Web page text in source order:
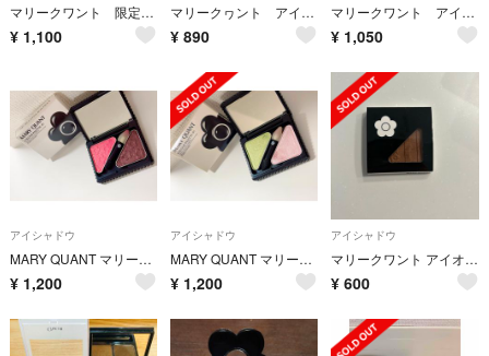
マリークワント 限定アイシャドー セット
¥ 1,100
マリークヮント アイオープナー&ミラー
¥ 890
マリークワント アイシャドウパレット
¥ 1,050
アイシャドウ
MARY QUANT マリークワント アイシャドウパレット
¥ 1,200
アイシャドウ
MARY QUANT マリークワント アイシャドウパレット
¥ 1,200
アイシャドウ
マリークワント アイオープナー P20 100
¥ 600